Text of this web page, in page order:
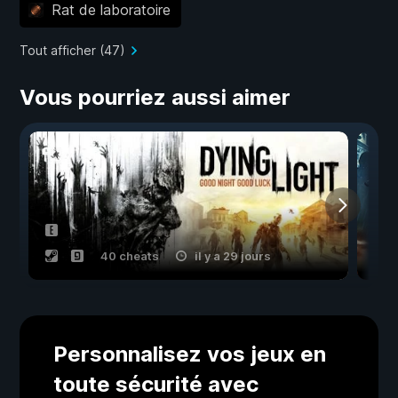
Rat de laboratoire
Tout afficher (47)
Vous pourriez aussi aimer
40 cheats il y a 29 jours
Personnalisez vos jeux en
toute sécurité avec